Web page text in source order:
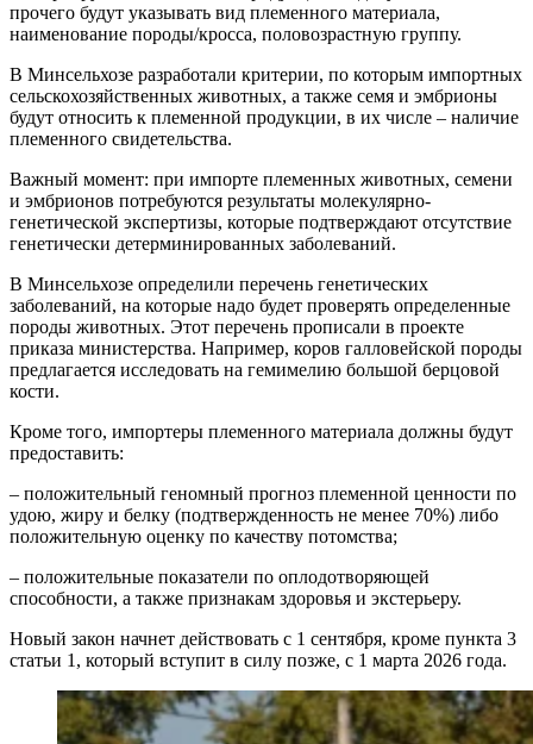
прочего будут указывать вид племенного материала,
наименование породы/кросса, половозрастную группу.
В Минсельхозе разработали критерии, по которым импортных
сельскохозяйственных животных, а также семя и эмбрионы
будут относить к племенной продукции, в их числе – наличие
племенного свидетельства.
Важный момент: при импорте племенных животных, семени
и эмбрионов потребуются результаты молекулярно-
генетической экспертизы, которые подтверждают отсутствие
генетически детерминированных заболеваний.
В Минсельхозе определили перечень генетических
заболеваний, на которые надо будет проверять определенные
породы животных. Этот перечень прописали в проекте
приказа министерства. Например, коров галловейской породы
предлагается исследовать на гемимелию большой берцовой
кости.
Кроме того, импортеры племенного материала должны будут
предоставить:
– положительный геномный прогноз племенной ценности по
удою, жиру и белку (подтвержденность не менее 70%) либо
положительную оценку по качеству потомства;
– положительные показатели по оплодотворяющей
способности, а также признакам здоровья и экстерьеру.
Новый закон начнет действовать с 1 сентября, кроме пункта 3
статьи 1, который вступит в силу позже, с 1 марта 2026 года.